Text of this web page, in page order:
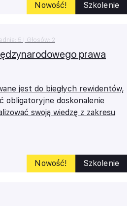
Nowość! Szkolenie
5 | Głosów: 2
prawa
jest do biegłych rewidentów,
obligatoryjne doskonalenie
swoją wiedzę z zakresu
Nowość!
Szkolenie